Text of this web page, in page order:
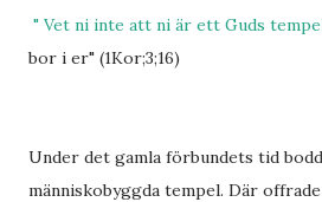
" Vet ni inte att ni är ett Guds
bor i er" (1Kor;3;16)
Under det gamla förbundets tid
människobyggda tempel. Där